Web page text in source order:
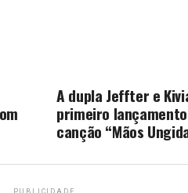
A dupla Jeffter e
primeiro
canção “Mãos
PUBLICIDADE